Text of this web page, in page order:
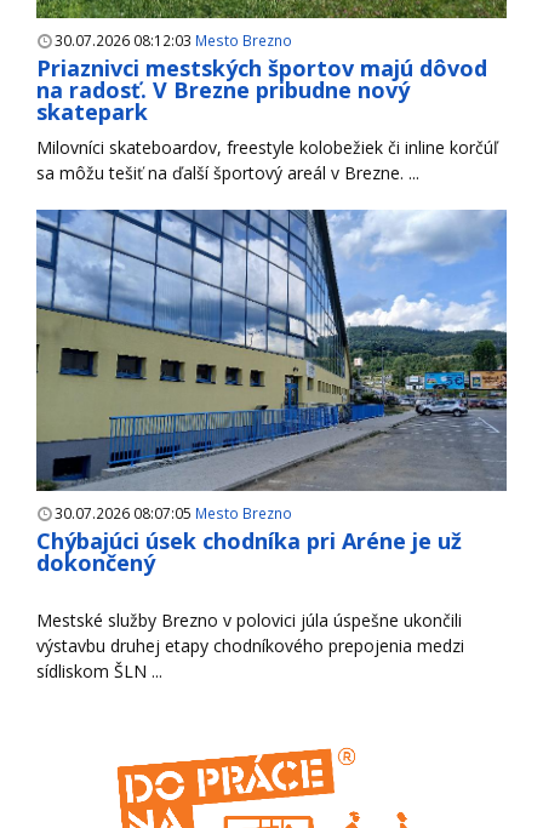
30.07.2026 08:12:03 Mesto Brezno
Priaznivci mestských športov majú dôvod
na radosť. V Brezne pribudne nový
skatepark
Milovníci skateboardov, freestyle kolobežiek či inline korčúľ
sa môžu tešiť na ďalší športový areál v Brezne. ...
30.07.2026 08:07:05 Mesto Brezno
Chýbajúci úsek chodníka pri Aréne je už
dokončený
Mestské služby Brezno v polovici júla úspešne ukončili
výstavbu druhej etapy chodníkového prepojenia medzi
sídliskom ŠLN ...